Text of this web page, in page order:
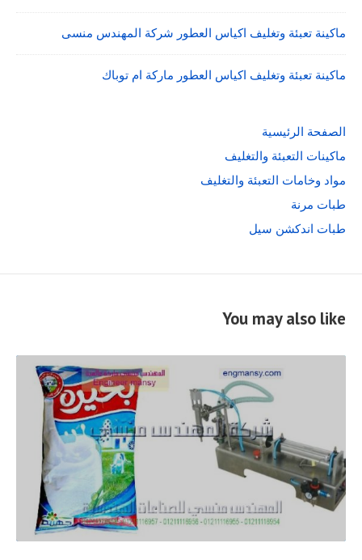
ماكينة تعبئة وتغليف اكياس العطور شركة المهندس منسى
ماكينة تعبئة وتغليف اكياس العطور ماركة ام توباك
الصفحة الرئيسية
ماكينات التعبئة والتغليف
مواد وخامات التعبئة والتغليف
طبات مرنة
طبات اندكشن سيل
You may also like
POST